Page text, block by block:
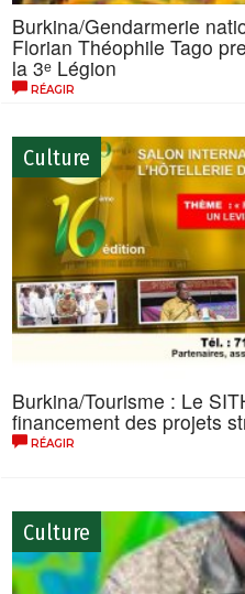
Burkina/Gendarmerie
Florian Théophile Tago
la 3ᵉ Légion
RÉAGIR
Culture
Burkina/Tourisme : Le
financement des projets
RÉAGIR
Culture